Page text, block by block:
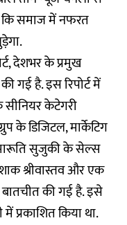
कि समाज में नफरत
देशभर के प्रमुख
गई है. इस रिपोर्ट में
केटेगरी
के डिजिटल, मार्केटिग
सुजुकी के सेल्स
श्रीवास्तव और एक
की गई है. इसे
में प्रकाशित किया था.